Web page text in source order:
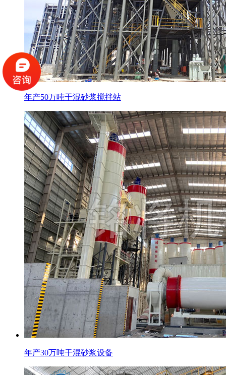
年产50万吨干混砂浆搅拌站
年产30万吨干混砂浆设备